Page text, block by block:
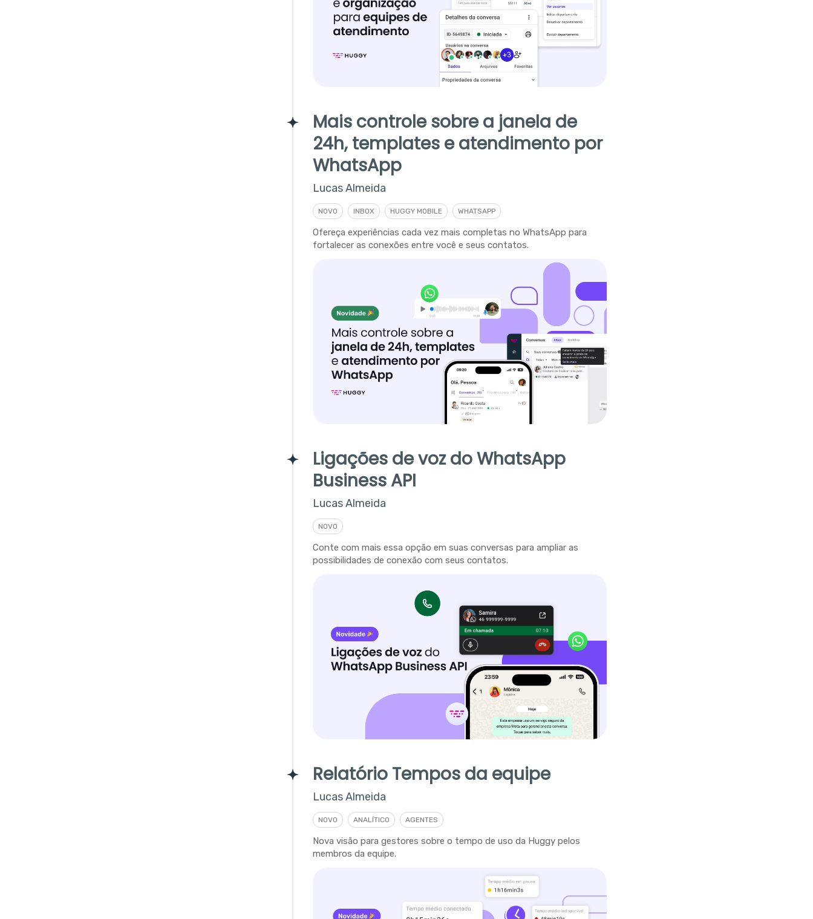
Mais controle sobre a janela de
24h, templates e atendimento por
WhatsApp
Lucas Almeida
NOVO INBOX HUGGY MOBILE WHATSAPP
Ofereça experiências cada vez mais completas no WhatsApp para
fortalecer as conexões entre você e seus contatos.
Ligações de voz do WhatsApp
Business API
Lucas Almeida
NOVO
Conte com mais essa opção em suas conversas para ampliar as
possibilidades de conexão com seus contatos.
Relatório Tempos da equipe
Lucas Almeida
NOVO ANALÍTICO AGENTES
Nova visão para gestores sobre o tempo de uso da Huggy pelos
membros da equipe.